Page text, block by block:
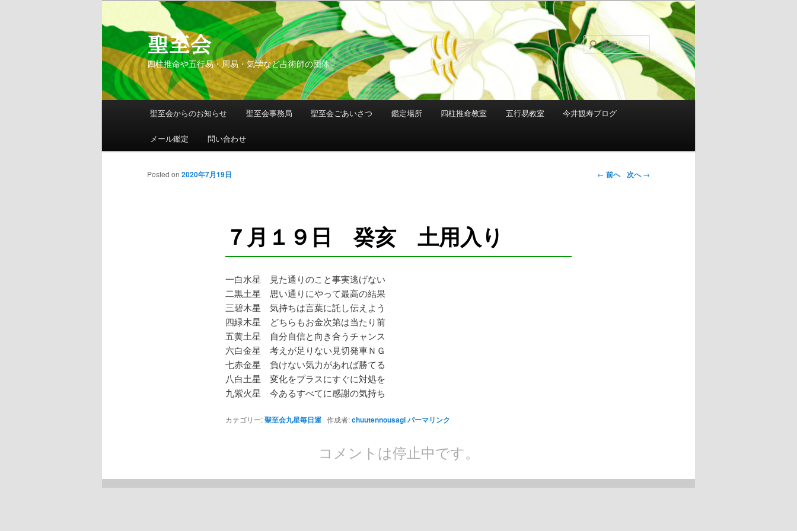
聖至会
四柱推命や五行易・周易・気学など占術師の団体
索
メインメニュー
メインコンテンツへ移動
サブコンテンツへ移動
聖至会からのお知らせ 聖至会事務局 聖至会ごあいさつ 鑑定場所 四柱推命教室 五行易教室 今井観寿ブログ
メール鑑定 問い合わせ
投稿ナビゲ
← 前へ 次へ→
７月１９日 癸亥 土用入り
Posted on 2020年7月19日
一白水星 見た通りのこと事実逃げない
二黒土星 思い通りにやって最高の結果
三碧木星 気持ちは言葉に託し伝えよう
四緑木星 どちらもお金次第は当たり前
五黄土星 自分自信と向き合うチャンス
六白金星 考えが足りない見切発車ＮＧ
七赤金星 負けない気力があれば勝てる
八白土星 変化をプラスにすぐに対処を
九紫火星 今あるすべてに感謝の気持ち
カテゴリー:聖至会九星毎日運作成者:chuutennousagiパーマリンク
コメントは停止中です。